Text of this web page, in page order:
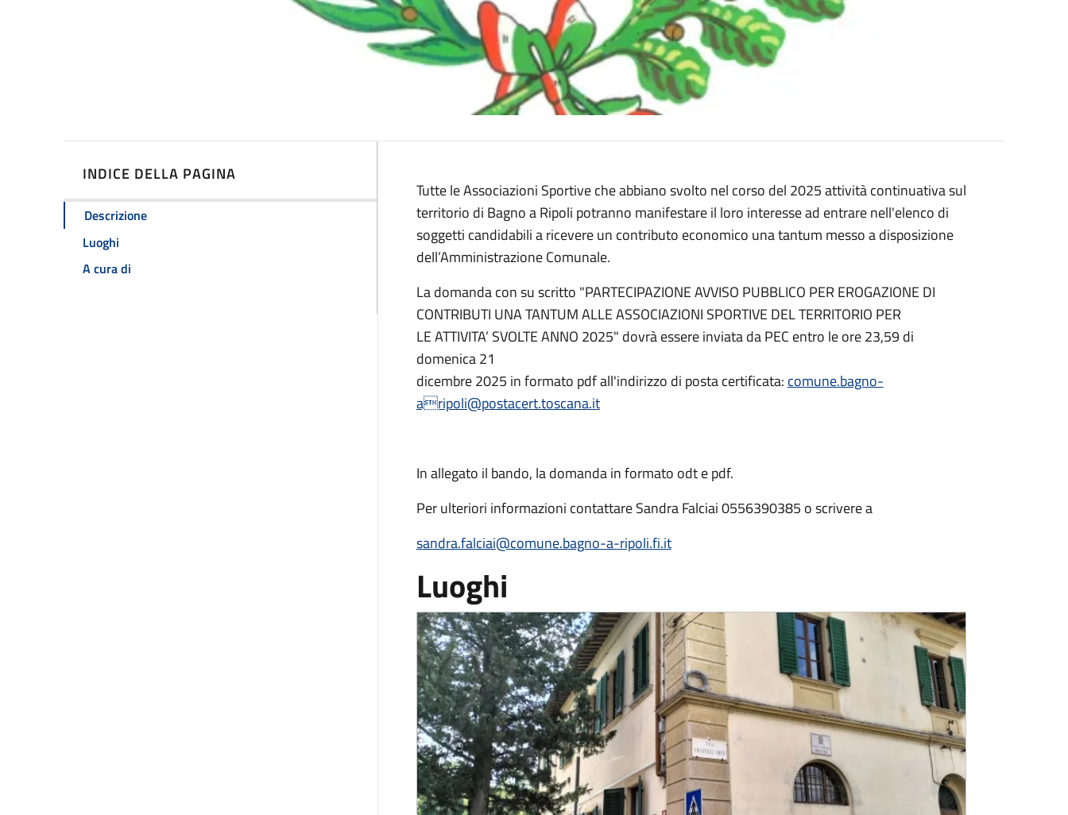
INDICE DELLA PAGINA
Descrizione
Luoghi
A cura di
Descrizione
Tutte le Associazioni Sportive che abbiano svolto nel corso del 2025 attività continuativa sul
territorio di Bagno a Ripoli potranno manifestare il loro interesse ad entrare nell'elenco di
soggetti candidabili a ricevere un contributo economico una tantum messo a disposizione
dell’Amministrazione Comunale.
La domanda con su scritto "PARTECIPAZIONE AVVISO PUBBLICO PER EROGAZIONE DI
CONTRIBUTI UNA TANTUM ALLE ASSOCIAZIONI SPORTIVE DEL TERRITORIO PER
LE ATTIVITA’ SVOLTE ANNO 2025" dovrà essere inviata da PEC entro le ore 23,59 di
domenica 21
dicembre 2025 in formato pdf all'indirizzo di posta certificata: comune.bagno-
aripoli@postacert.toscana.it
In allegato il bando, la domanda in formato odt e pdf.
Per ulteriori informazioni contattare Sandra Falciai 0556390385 o scrivere a
sandra.falciai@comune.bagno-a-ripoli.fi.it
Luoghi